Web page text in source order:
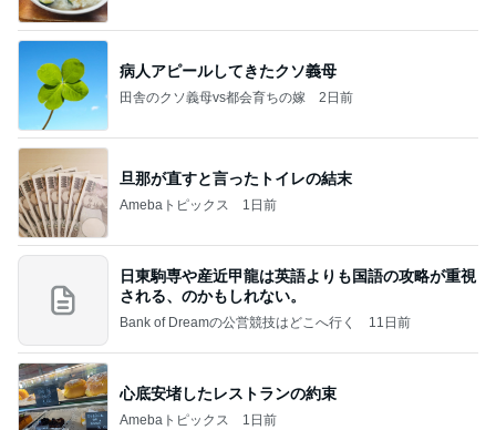
病人アピールしてきたクソ義母
田舎のクソ義母vs都会育ちの嫁 2日前
旦那が直すと言ったトイレの結末
Amebaトピックス 1日前
日東駒専や産近甲龍は英語よりも国語の攻略が重視
される、のかもしれない。
Bank of Dreamの公営競技はどこへ行く 11日前
心底安堵したレストランの約束
Amebaトピックス 1日前